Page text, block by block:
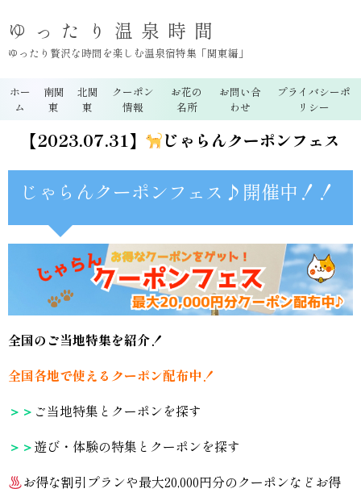
ゆったり温泉時間
ゆったり贅沢な時間を楽しむ温泉宿特集「関東編」
ホー
ム
南関
東
北関
東
クーポン
情報
お花の
名所
お問い合
わせ
プライバシーポ
リシー
【2023.07.31】 じゃらんクーポンフェス
じゃらんクーポンフェス♪開催中！！
全国のご当地特集を紹介！
全国各地で使えるクーポン配布中！
＞＞ ご当地特集とクーポンを探す
＞＞遊び・体験の特集とクーポンを探す
お得な割引プランや最大20,000円分のクーポンなどお得